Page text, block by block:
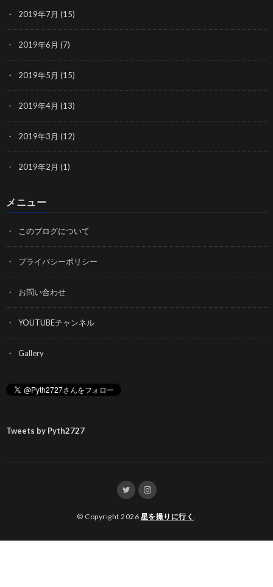
2019年7月 (15)
2019年6月 (7)
2019年5月 (15)
2019年4月 (13)
2019年3月 (12)
2019年2月 (1)
メニュー
このブログについて
プライバシーポリシー
お問い合わせ
YOUTUBEチャンネル
Gallery
Tweets by Pyth2727
© Copyright 2026 星を撮りに行く